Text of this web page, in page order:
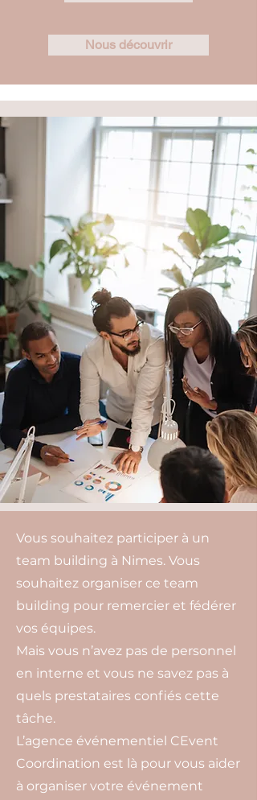
Nous découvrir
Vous souhaitez participer à un
team building à Nimes. Vous
souhaitez organiser ce team
building pour remercier et fédérer
vos équipes.
Mais vous n’avez pas de personnel
en interne et vous ne savez pas à
quels prestataires confiés cette
tâche.
L’agence événementiel CEvent
Coordination est là pour vous aider
à organiser votre événement